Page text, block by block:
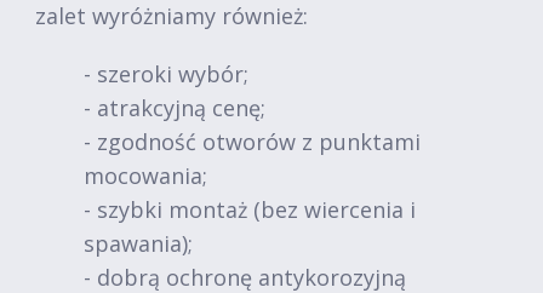
zalet wyróżniamy również:
- szeroki wybór;
- atrakcyjną cenę;
- zgodność otworów z punktami
mocowania;
- szybki montaż (bez wiercenia i
spawania);
- dobrą ochronę antykorozyjną